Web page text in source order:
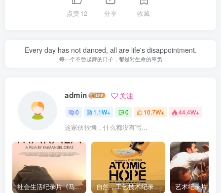
点赞12 分享 收藏
Every day has not danced, all are life's disappointment.
每一个不曾起舞的日子，都是对生命的辜负
admin 关注
0 1.1W+ 0 10.7W+ 44.4W+
这家伙很懒，什么都没有写...
社会生活纪录片《马加拉 Makala》下载 自然，工艺技术纪录片《原子能的希望 Atomic Hope – Inside the Pro-Nuclear Movement》下载